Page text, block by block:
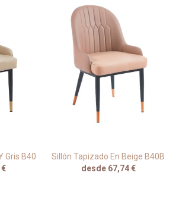
Gris B40
Sillón Tapizado En Beige B40B
desde 67,74 €